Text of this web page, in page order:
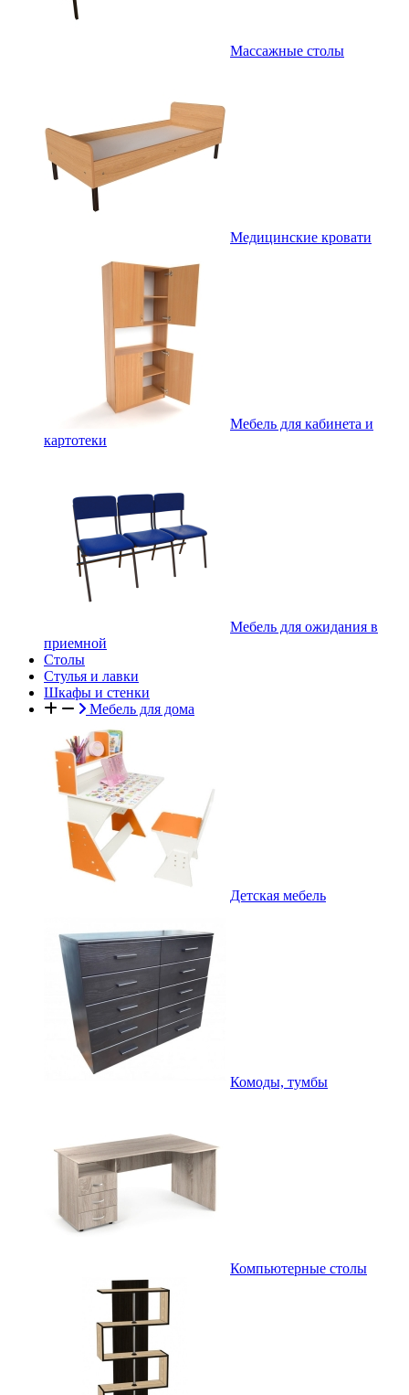
Массажные столы
Медицинские кровати
Мебель для кабинета и
картотеки
Мебель для ожидания в
приемной
Столы
Стулья и лавки
Шкафы и стенки
Мебель для дома
Детская мебель
Комоды, тумбы
Компьютерные столы